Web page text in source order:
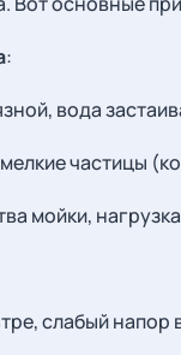
:
вода
частицы
мойки,
слабый